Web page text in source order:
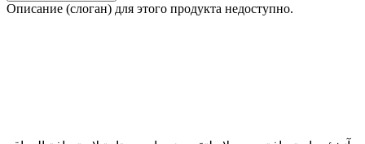
Описание (слоган) для этого продукта недоступно.